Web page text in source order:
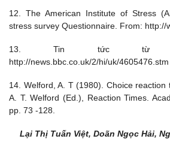
12. The American Institute of Stress
stress survey Questionnaire. From: http://
13. Tin tức từ
http://news.bbc.co.uk/2/hi/uk/4605476.stm
14. Welford, A. T (1980). Choice reaction
A. T. Welford (Ed.), Reaction Times.
pp. 73 -128.
Lại Thị Tuấn Việt, Doãn Ngọc Hải,